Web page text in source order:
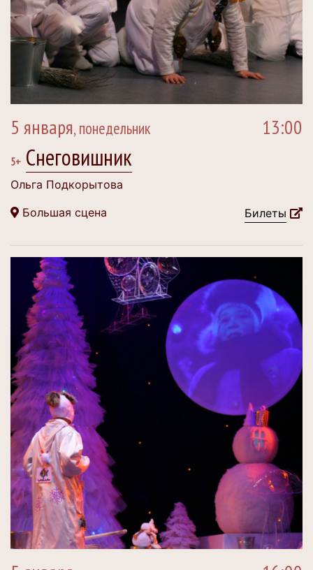
5 января, понедельник 13:00
5+ Снеговишник
Ольга Подкорытова
Большая сцена
Билеты